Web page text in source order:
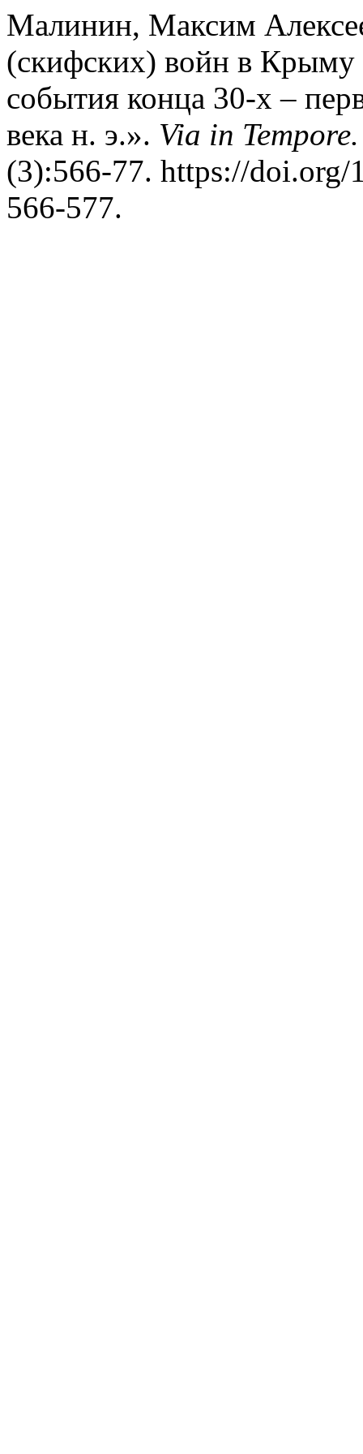
Малинин, Максим
(скифских) войн в Крыму
события конца 30-х –
века н. э.». Via in
(3):566-77. https://doi.org/
566-577.